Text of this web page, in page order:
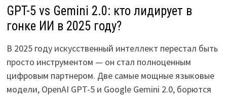
GPT-5 vs Gemini 2.0: кто лидирует в
гонке ИИ в 2025 году?
В 2025 году искусственный интеллект перестал быть
просто инструментом — он стал полноценным
цифровым партнером. Две самые мощные языковые
модели, OpenAI GPT-5 и Google Gemini 2.0, борются